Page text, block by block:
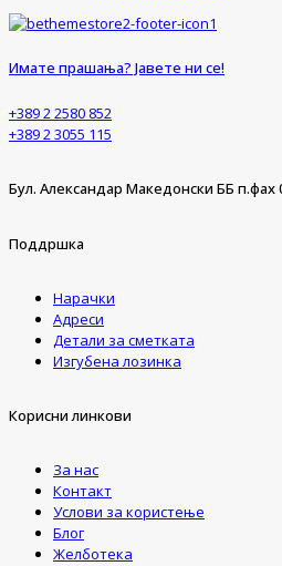
Имате прашања? Јавете ни се!
+389 2 2580 852
+389 2 3055 115
Бул. Александар Македонски ББ п.фах
Поддршка
Нарачки
Адреси
Детали за сметката
Изгубена лозинка
Корисни линкови
За нас
Контакт
Услови за користење
Блог
Желботека